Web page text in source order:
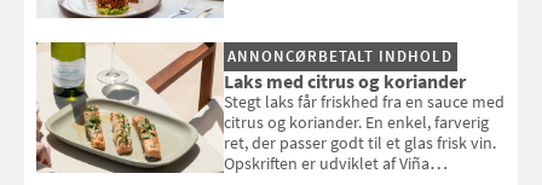
ANNONCØRBETALT INDHOLD
Laks med citrus og koriander
Stegt laks får friskhed fra en sauce med
citrus og koriander. En enkel, farverig
ret, der passer godt til et glas frisk vin.
Opskriften er udviklet af Viña